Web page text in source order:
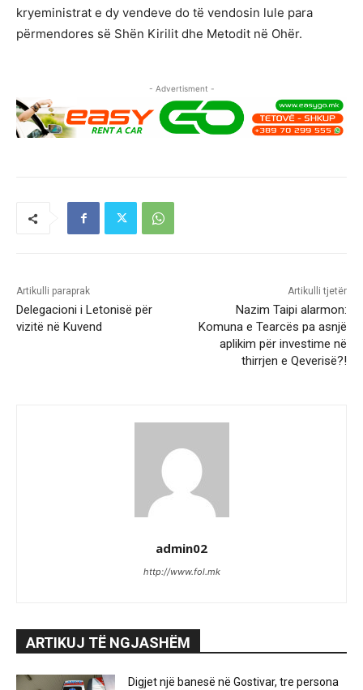
kryeministrat e dy vendeve do të vendosin lule para
përmendores së Shën Kirilit dhe Metodit në Ohër.
- Advertisment -
Artikulli paraprak
Delegacioni i Letonisë për
vizitë në Kuvend
Artikulli tjetër
Nazim Taipi alarmon:
Komuna e Tearcës pa asnjë
aplikim për investime në
thirrjen e Qeverisë?!
admin02
http://www.fol.mk
ARTIKUJ TË NGJASHËM
Digjet një banesë në Gostivar, tre persona